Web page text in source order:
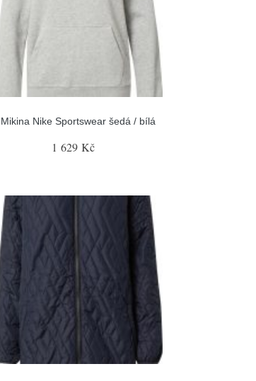
Mikina Nike Sportswear šedá / bílá
1 629 Kč